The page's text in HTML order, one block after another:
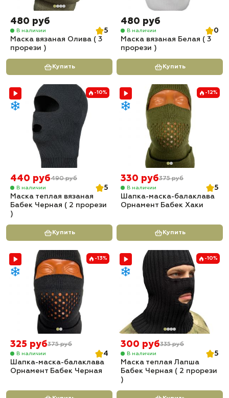
480 руб
В наличии
5
Маска вязаная Олива ( 3
прорези )
Купить
480 руб
В наличии
0
Маска вязаная Белая ( 3
прорези )
Купить
-10%
440 руб490 руб
В наличии
5
Маска теплая вязаная
Бабек Черная ( 2 прорези
)
Купить
-12%
330 руб375 руб
В наличии
5
Шапка-маска-балаклава
Орнамент Бабек Хаки
Купить
-13%
325 руб375 руб
В наличии
4
Шапка-маска-балаклава
Орнамент Бабек Черная
-10%
300 руб335 руб
В наличии
5
Маска теплая Лапша
Бабек Черная ( 2 прорези
)